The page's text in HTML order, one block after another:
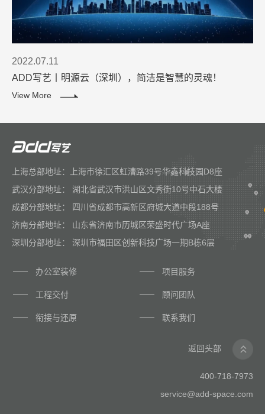
2022.07.11
ADD写艺丨明源云（深圳），简洁是智慧的灵魂！
View More
上海总部地址：上海市徐汇区虹漕路39号华鑫科技园D8座
武汉分部地址： 湖北省武汉市洪山区文秀街10号中石大楼
成都分部地址： 四川省成都市高新区府城大道中段188号
济南分部地址： 山东省济南市历城区荣盛时代广场A座
深圳分部地址： 深圳市福田区创新科技广场一期B栋6层
办公室装修 项目服务
工程交付 顾问团队
衔接与还原 联系我们
返回头部
400-718-7973
service@add-space.com